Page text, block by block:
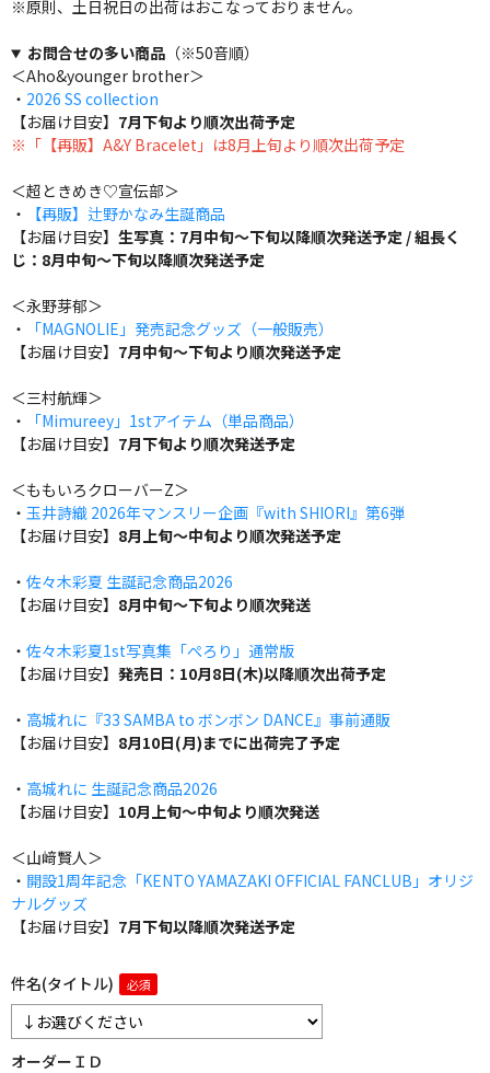
※原則、土日祝日の出荷はおこなっておりません。
お問合せの多い商品（※50音順）
＜Aho&younger brother＞
・ 2026 SS collection
【お届け目安】 7月下旬より順次出荷予定
※「【再販】A&Y Bracelet」は8月上旬より順次出荷予定
＜超ときめき♡宣伝部＞
・
【再販】辻野かなみ生誕商品
【お届け目安】 生写真：7月中旬～下旬以降順次発送予定 / 組長く
じ：8月中旬～下旬以降順次発送予定
＜永野芽郁＞
・
「MAGNOLIE」発売記念グッズ（一般販売）
【お届け目安】 7月中旬～下旬より順次発送予定
＜三村航輝＞
・
「Mimureey」1stアイテム（単品商品）
【お届け目安】 7月下旬より順次発送予定
＜ももいろクローバーZ＞
・ 玉井詩織 2026年マンスリー企画『with SHIORI』第6弾
【お届け目安】 8月上旬～中旬より順次発送予定
・ 佐々木彩夏 生誕記念商品2026
【お届け目安】 8月中旬～下旬より順次発送
・ 佐々木彩夏1st写真集「ぺろり」通常版
【お届け目安】 発売日：10月8日(木)以降順次出荷予定
・ 高城れに『33 SAMBA to ボンボン DANCE』事前通販
【お届け目安】 8月10日(月)までに出荷完了予定
・ 高城れに 生誕記念商品2026
【お届け目安】 10月上旬～中旬より順次発送
＜山﨑賢人＞
・ 開設1周年記念「KENTO YAMAZAKI OFFICIAL FANCLUB」オリジ
ナルグッズ
【お届け目安】 7月下旬以降順次発送予定
件名(タイトル)
オーダーＩＤ